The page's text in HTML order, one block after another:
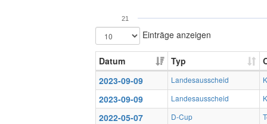
21
Einträge anzeigen
Datum Typ
2023-09-09
Landesausscheid
2023-09-09 Landesausscheid
2022-05-07 D-Cup